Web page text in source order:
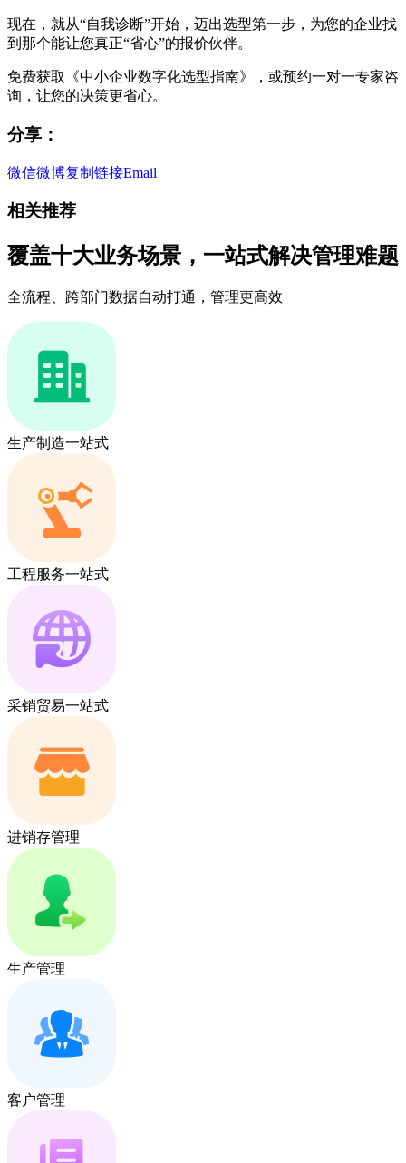
现在，就从“自我诊断”开始，迈出选型第一步，为您的企业找
到那个能让您真正“省心”的报价伙伴。
免费获取《中小企业数字化选型指南》，或预约一对一专家咨
询，让您的决策更省心。
分享：
微信微博复制链接Email
相关推荐
覆盖十大业务场景，一站式解决管理难题
全流程、跨部门数据自动打通，管理更高效
生产制造一站式
工程服务一站式
采销贸易一站式
进销存管理
生产管理
客户管理